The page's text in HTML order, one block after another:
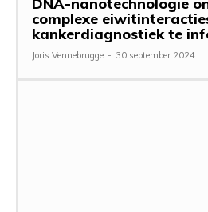
complexe
kankerdiagnostiek te
Joris Vennebrugge - 30 september 2024